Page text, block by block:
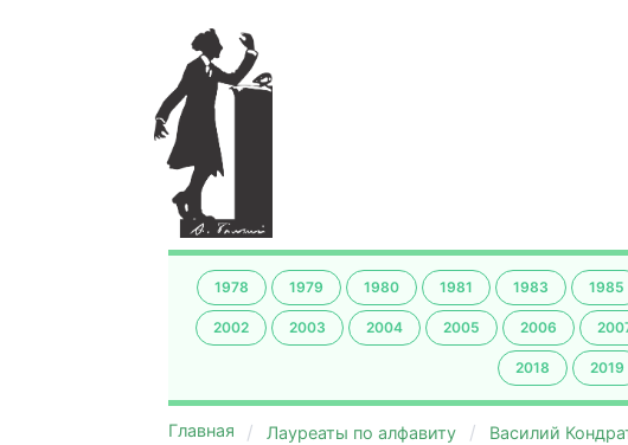
1978 1979 1980 1981 1983 1985
2002 2003 2004 2005 2006
2018 2019
Главная Лауреаты по алфавиту Василий